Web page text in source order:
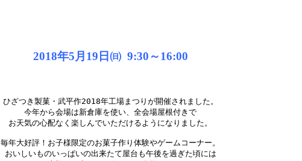
2018年5月19日㈰ 9:30～16:00
ひざつき製菓・武平作2018年工場まつりが開催されました。
今年から会場は新倉庫を使い、全会場屋根付きで
お天気の心配なく楽しんでいただけるようになりました。
毎年大好評！お子様限定のお菓子作り体験やゲームコーナー。
おいしいものいっぱいの出来たて屋台も午後を過ぎた頃には